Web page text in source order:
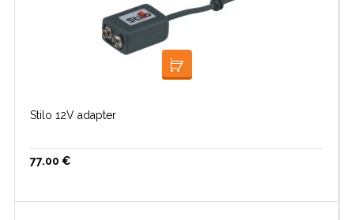
LISA KORVI
Stilo 12V adapter
77.00 €